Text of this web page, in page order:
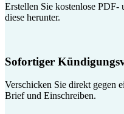
Erstellen Sie kostenlose
diese herunter.
Sofortiger
Verschicken Sie direkt gegen
Brief und Einschreiben.